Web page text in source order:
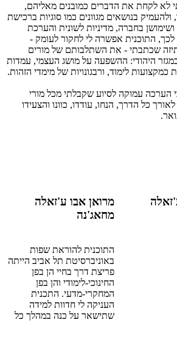
לא לקחת את הדברים כמובנים מאליהם,
ולהעמיק בנושאים מגוונים כמו סוגיות ברכישת
בחברה, מדיניות לשונית והערכת
התוכנית אפשרה לי לחקור לעומק -
שכתבתי - את השתלבותם של מורים
היהודי: ההשפעה על מושג העצמי, עמדות
כמקצועות לימוד, ורבגונויות של מימדי הזהות.
הערכה עמוקה לסיוע שקבלתי מכל מורי
כל הדרך, הנחו, עודדו, כוונו והצעידו
מרואן אבו ע'זאלה
מחאג'נה
התוכנית להוראת שפות
באוניברסיטת תל אביב הייתה
פריצת דרך בחיי הן בפן
החינוכי-לימודי והן בפן
המחקרי-מדעי. התכנית
העניקה לי חדוות למידה
שתישאר על כנה במהלך כל